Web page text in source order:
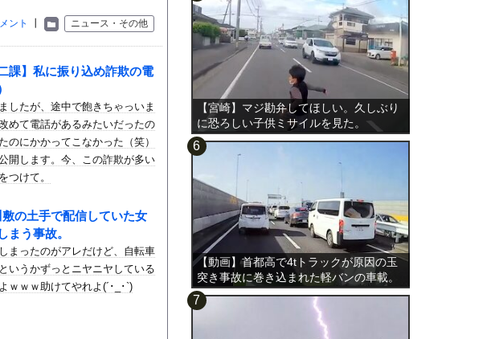
”お○ぱい”...
す。俺は年収６０...
んに最高の喜び...
ンス高すぎ...
10カ所もあると...
数十年先を行...
捕 238アカウ...
社滅茶苦茶や...
ニュース・その他
ント
課】私に振り込め詐欺の電
したが、途中で飽きちゃっいま
めて電話があるみたいだったの
のにかかってこなかった（笑）
開します。今、この詐欺が多い
つけて。
敷の土手で配信していた女
まう事故。
まったのがアレだけど、自転車
いうかずっとニヤニヤしている
ｗｗｗ助けてやれよ(´･_･`)
【宮崎】マジ勘弁してほしい。久しぶり
に恐ろしい子供ミサイルを見た。
【動画】首都高で4tトラックが原因の玉
突き事故に巻き込まれた軽バンの車載。